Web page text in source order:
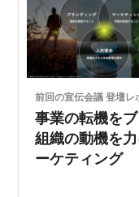
前回の宣伝会議 登壇レ
事業の転機を
組織の動機を
ーケティング